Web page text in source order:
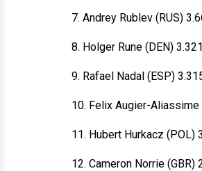
7. Andrey Rublev (RUS)
8. Holger Rune (DEN)
9. Rafael Nadal (ESP)
10. Felix Augier-Aliassime
11. Hubert Hurkacz (POL)
12. Cameron Norrie (GBR)